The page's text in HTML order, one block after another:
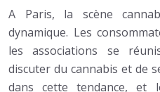
A Paris, la scène
dynamique. Les
les associations se
discuter du cannabis et de
dans cette tendance, et